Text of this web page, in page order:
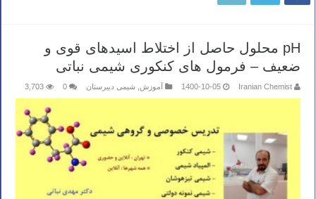
pH محلول حاصل از اختلاط اسیدهای قوی و
ضعیف – فرمول های کنکوری شیمی نباتی
Iranian Chemist
1400-10-05 آموزش شیمی دبیرستان 0
3,703